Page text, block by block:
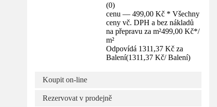
(0)
cenu — 499,00 Kč * Všechny
ceny vč. DPH a bez nákladů
na přepravu za m²499,00 Kč*/
m²
Odpovídá 1311,37 Kč za
Balení(1311,37 Kč/ Balení)
Koupit on-line
Rezervovat v prodejně